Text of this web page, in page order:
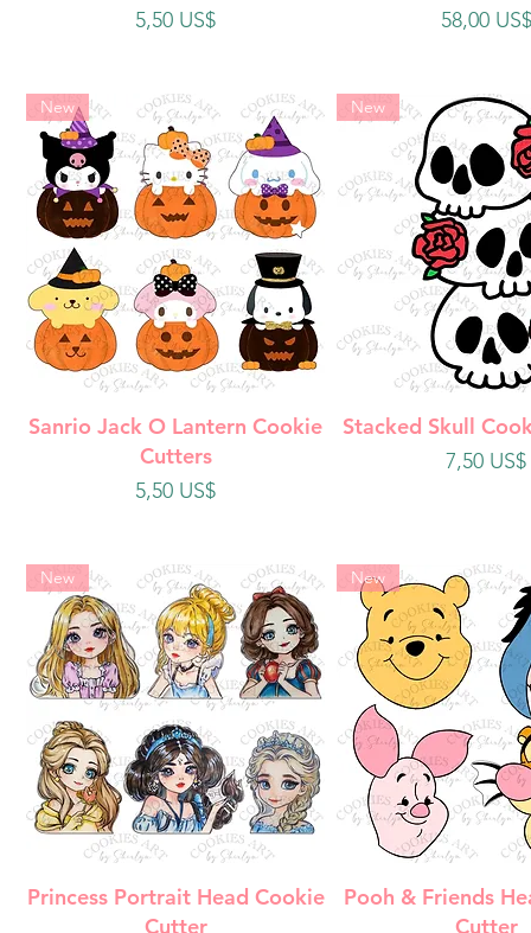
Precio
5,50 US$ Precio
58,00 US$
Vista rápida
New
Sanrio Jack O Lantern Cookie
Cutters
Precio
5,50 US$
Vista
New
Stacked Skull
Precio
7,50 US$
Vista rápida
New
Princess Portrait Head Cookie
Cutter
Vista
New
Pooh & Friends
Cutter